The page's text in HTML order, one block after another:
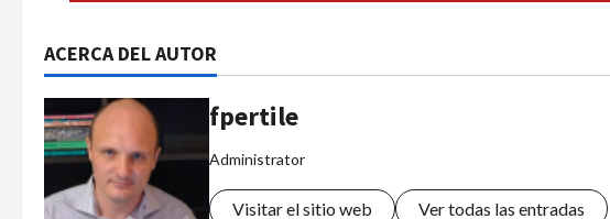
ACERCA DEL AUTOR
fpertile
Administrator
Visitar el sitio web Ver todas las entradas